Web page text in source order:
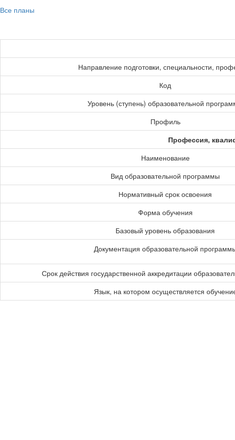
Все планы
Направление подготовки, специальности,
Код
Уровень (ступень) образовательной
Профиль
Профессия,
Наименование
Вид образовательной программы
Нормативный срок освоения
Форма обучения
Базовый уровень образования
Документация образовательной
Срок действия государственной аккредитации
Язык, на котором осуществляется